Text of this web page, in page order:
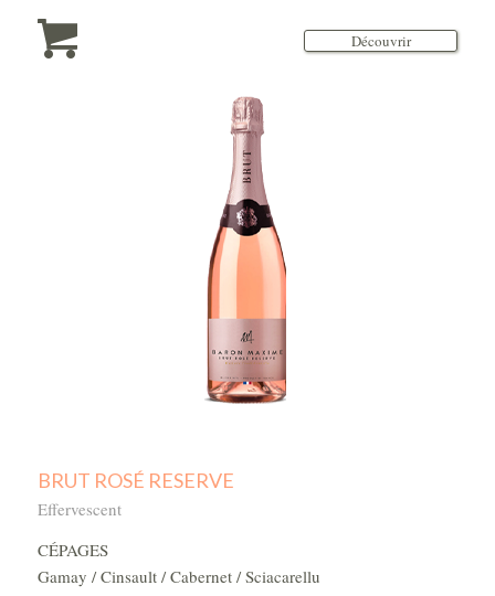
Découvrir
BRUT ROSÉ RESERVE
Effervescent
CÉPAGES
Gamay / Cinsault / Cabernet / Sciacarellu